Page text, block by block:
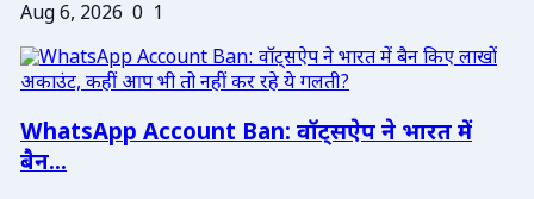
Aug 6, 2026 0 1
WhatsApp Account Ban: वॉट्सऐप ने भारत में
बैन...